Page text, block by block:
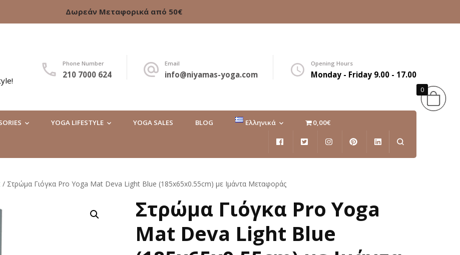
Δωρεάν Μεταφορικά από 50€
Phone Number
210 7000 624
Email
info@niyamas-yoga.com
Opening Hours
Monday - Friday 9.00 - 17.00
YOGA LIFESTYLE YOGA SALES BLOG Ελληνικά 0,00€
/ Στρώμα Γιόγκα Pro Yoga Mat Deva Light Blue (185x65x0.55cm) με Ιμάντα Μεταφοράς
Στρώμα Γιόγκα Pro Yoga
Mat Deva Light Blue
0